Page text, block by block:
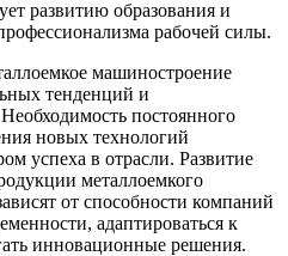
развитию образования и
рабочей силы.
машиностроение
тенденций и
постоянного
новых технологий
успеха в отрасли. Развитие
металлоемкого
от способности компаний
адаптироваться к
инновационные решения.